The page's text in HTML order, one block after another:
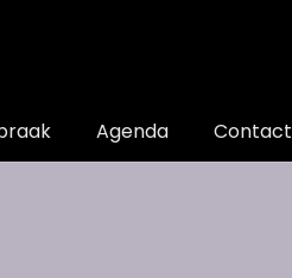
Agenda Contact